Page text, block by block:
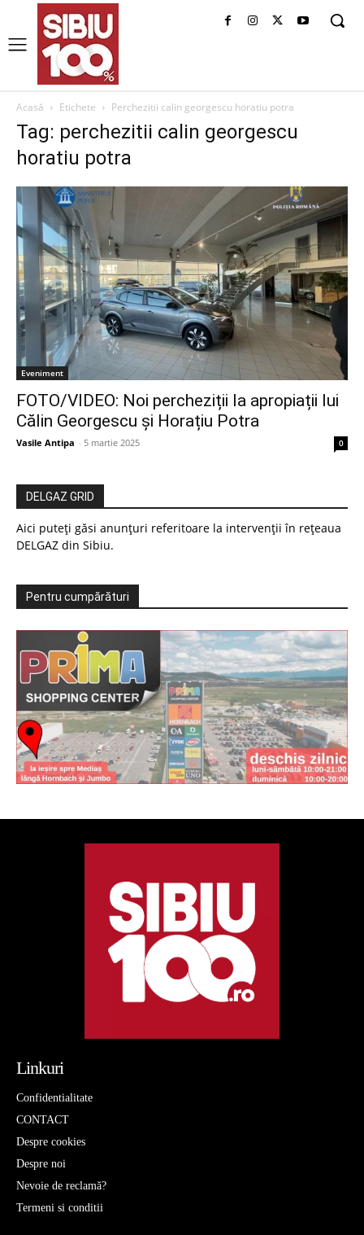
Acasă Etichete Perchezitii calin georgescu horatiu potra
Tag: perchezitii calin georgescu
horatiu potra
Eveniment
FOTO/VIDEO: Noi percheziții la apropiații lui
Călin Georgescu și Horațiu Potra
Vasile Antipa - 5 martie 2025 0
DELGAZ GRID
Aici puteți găsi anunțuri referitoare la intervenții în rețeaua
DELGAZ din Sibiu.
Pentru cumpărături
Linkuri
Confidentialitate
CONTACT
Despre cookies
Despre noi
Nevoie de reclamă?
Termeni si conditii